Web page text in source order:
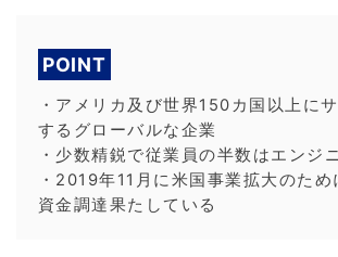
POINT
・アメリカ及び世界150カ国以上に
するグローバルな企業
・少数精鋭で従業員の半数はエンジ
・2019年11月に米国事業拡大のた
資金調達果たしている